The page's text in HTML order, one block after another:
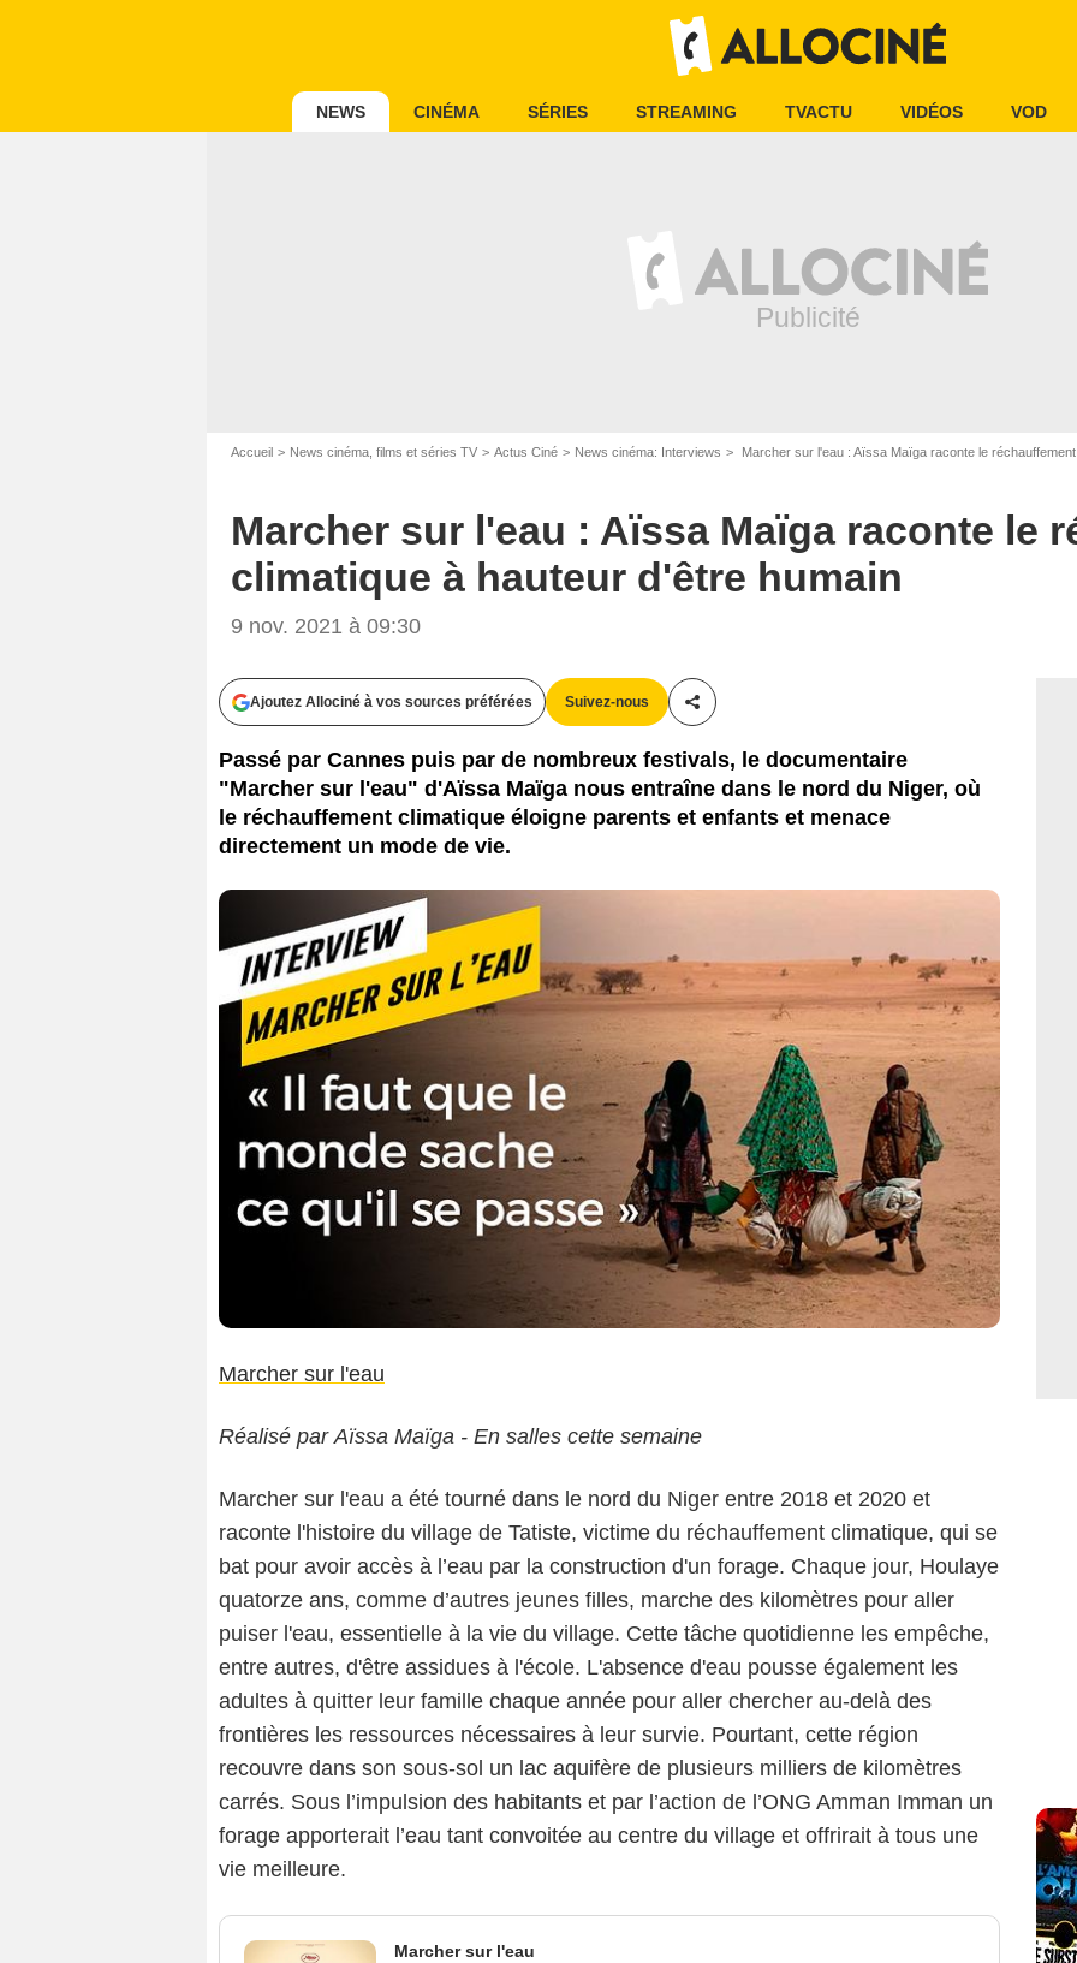
NEWS CINÉMA SÉRIES STREAMING TVACTU VIDÉOS VOD
Accueil News cinéma, films et séries TV Actus Ciné News cinéma: Interviews Marcher sur l'eau : Aïssa Maïga raconte le
Marcher sur l'eau : Aïssa Maïga raconte le
climatique à hauteur d'être humain
9 nov. 2021 à 09:30
Ajoutez Allociné à vos sources préférées Suivez-nous
Partager cet article
Passé par Cannes puis par de nombreux festivals, le documentaire
"Marcher sur l'eau" d'Aïssa Maïga nous entraîne dans le nord du Niger, où
le réchauffement climatique éloigne parents et enfants et menace
directement un mode de vie.
Les Films du Losange
Marcher sur l'eau
Réalisé par Aïssa Maïga - En salles cette semaine
Marcher sur l'eau a été tourné dans le nord du Niger entre 2018 et 2020 et
raconte l'histoire du village de Tatiste, victime du réchauffement climatique, qui se
bat pour avoir accès à l’eau par la construction d'un forage. Chaque jour, Houlaye
quatorze ans, comme d’autres jeunes filles, marche des kilomètres pour aller
puiser l'eau, essentielle à la vie du village. Cette tâche quotidienne les empêche,
entre autres, d'être assidues à l'école. L'absence d'eau pousse également les
adultes à quitter leur famille chaque année pour aller chercher au-delà des
frontières les ressources nécessaires à leur survie. Pourtant, cette région
recouvre dans son sous-sol un lac aquifère de plusieurs milliers de kilomètres
carrés. Sous l’impulsion des habitants et par l’action de l’ONG Amman Imman un
forage apporterait l’eau tant convoitée au centre du village et offrirait à tous une
vie meilleure.
Marcher sur l'eau